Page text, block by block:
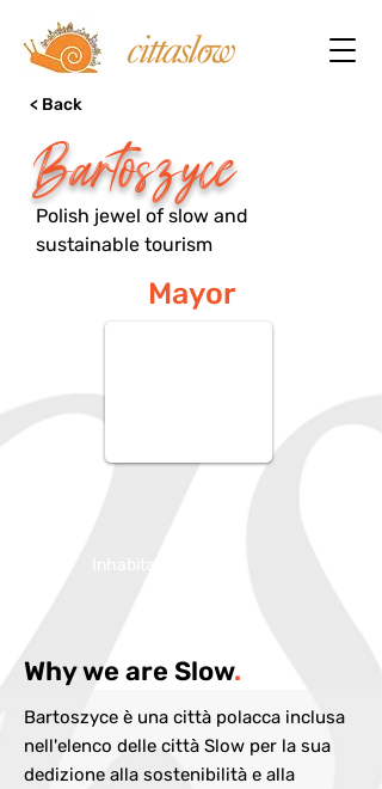
Bartoszyce
< Back
Polish jewel of slow and
sustainable tourism
Mayor
Why we are Slow.
Bartoszyce è una città polacca inclusa
nell'elenco delle città Slow per la sua
dedizione alla sostenibilità e alla